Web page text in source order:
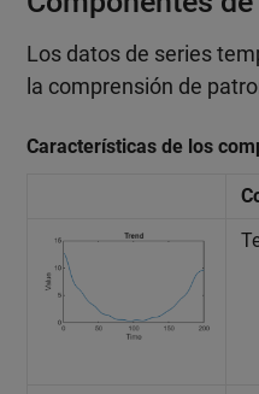
Los datos de series
la comprensión de
Características de los